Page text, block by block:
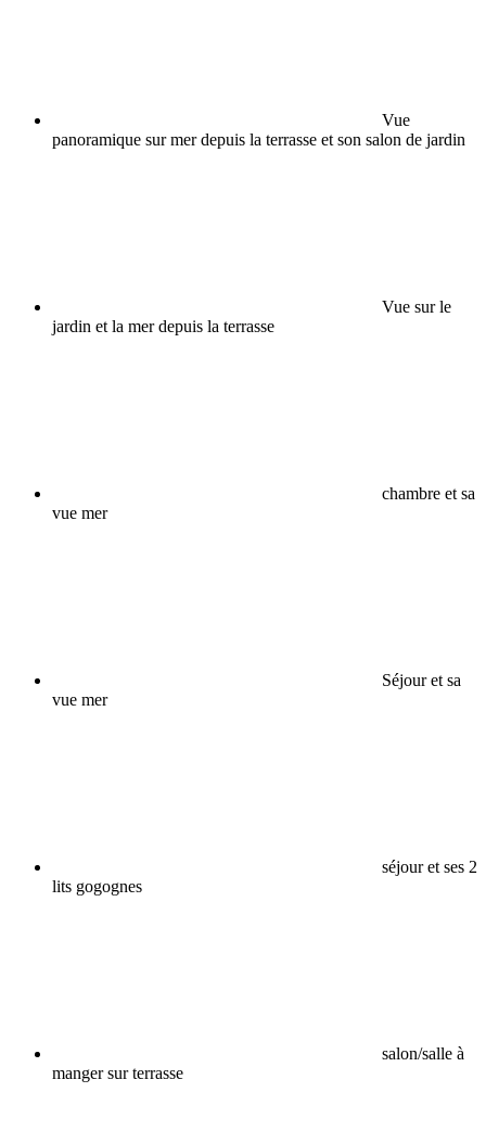
Vue
panoramique sur mer depuis la terrasse et son salon de jardin
Vue sur le
jardin et la mer depuis la terrasse
chambre et sa
vue mer
Séjour et sa
vue mer
séjour et ses 2
lits gogognes
salon/salle à
manger sur terrasse